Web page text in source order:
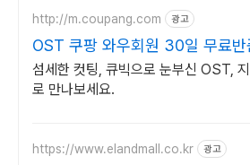
http://m.coupang.com 광고
OST 쿠팡 와우회원 30일 무료반
섬세한 컷팅, 큐빅으로 눈부신 OST,
로 만나보세요.
https://www.elandmall.co.kr 광고